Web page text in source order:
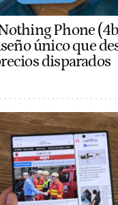
Phone
único que
disparados